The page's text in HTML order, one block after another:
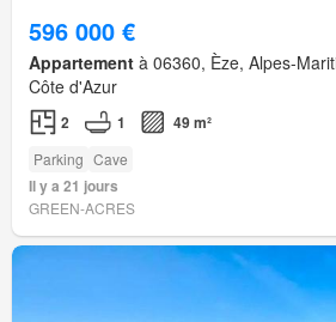
596 000 €
Appartement à 06360, Èze, Alpes-
Côte d'Azur
2 1 49 m²
Parking Cave
Il y a 21 jours
GREEN-ACRES